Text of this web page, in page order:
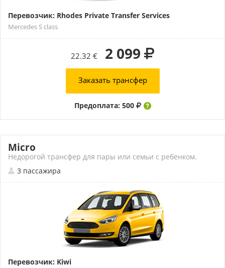
Перевозчик: Rhodes Private Transfer Services
Mercedes S class
22.32 € 2 099
Заказать трансфер
Предоплата: 500
Micro
Недорогой трансфер для пары или семьи с ребенком.
3 пассажира
Перевозчик: Kiwi